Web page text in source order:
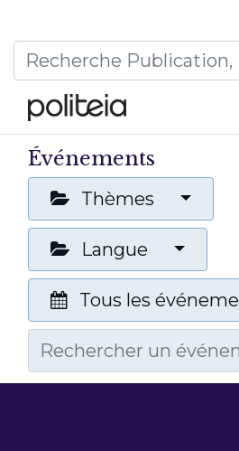
Événements
Thèmes
Langue
Tous les